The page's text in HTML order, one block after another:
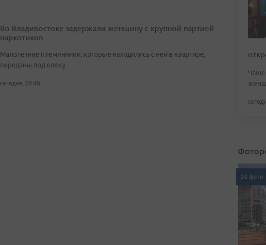
Во Владивостоке задержали женщину с крупной партией
наркотиков
Малолетние племянники, которые находились с ней в квартире,
переданы под опеку
сегодня, 09:48
Чаще
20 фото